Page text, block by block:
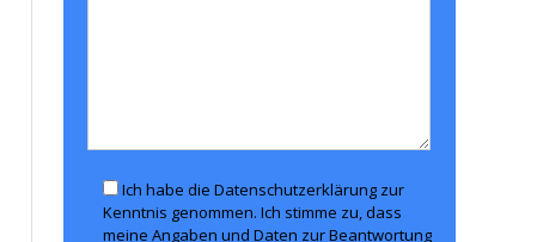
Ich habe die Datenschutzerklärung zur
Kenntnis genommen. Ich stimme zu, dass
meine Angaben und Daten zur Beantwortung